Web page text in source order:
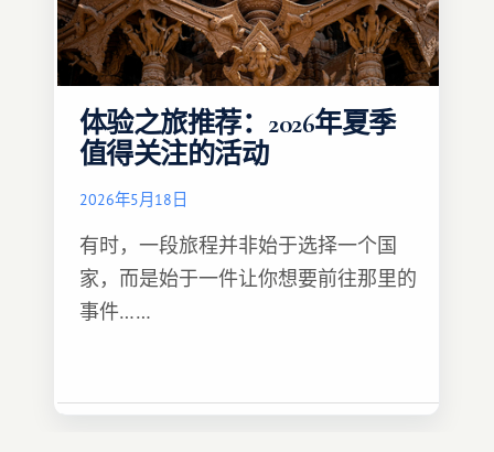
体验之旅推荐：2026年夏季
值得关注的活动
2026年5月18日
有时，一段旅程并非始于选择一个国
家，而是始于一件让你想要前往那里的
事件……